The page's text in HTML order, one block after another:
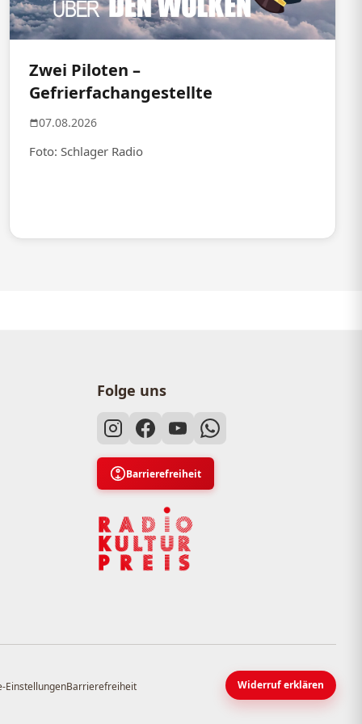
Zwei Piloten –
Gefrierfachangestellte
07.08.2026
Foto: Schlager Radio
Folge uns
Barrierefreiheit
EinstellungenBarrierefreiheit Widerruf erklären